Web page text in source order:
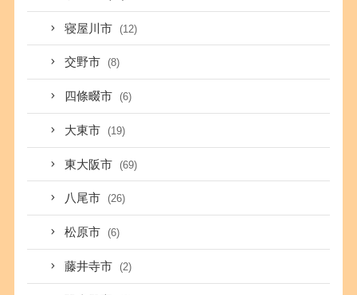
寝屋川市 (12)
交野市 (8)
四條畷市 (6)
大東市 (19)
東大阪市 (69)
八尾市 (26)
松原市 (6)
藤井寺市 (2)